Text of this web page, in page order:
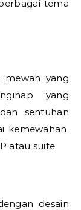
tema
mewah yang
yang
sentuhan
kemewahan.
atau suite.
desain